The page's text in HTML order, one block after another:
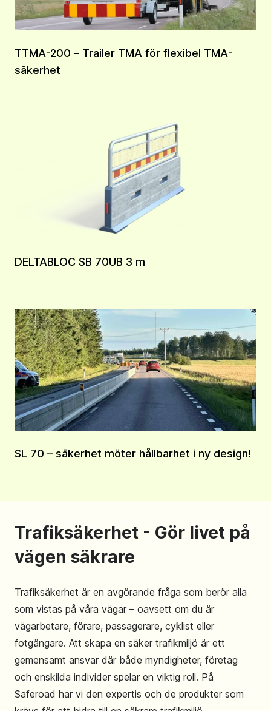
TTMA-200 – Trailer TMA för flexibel TMA-
säkerhet
DELTABLOC SB 70UB 3 m
SL 70 – säkerhet möter hållbarhet i ny design!
Trafiksäkerhet - Gör livet på
vägen säkrare
Trafiksäkerhet är en avgörande fråga som berör alla
som vistas på våra vägar – oavsett om du är
vägarbetare, förare, passagerare, cyklist eller
fotgängare. Att skapa en säker trafikmiljö är ett
gemensamt ansvar där både myndigheter, företag
och enskilda individer spelar en viktig roll. På
Saferoad har vi den expertis och de produkter som